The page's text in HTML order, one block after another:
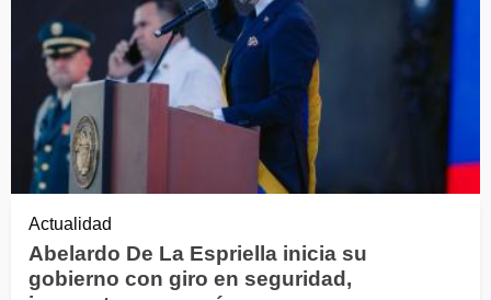
Actualidad
Abelardo De La Espriella inicia su
gobierno con giro en seguridad,